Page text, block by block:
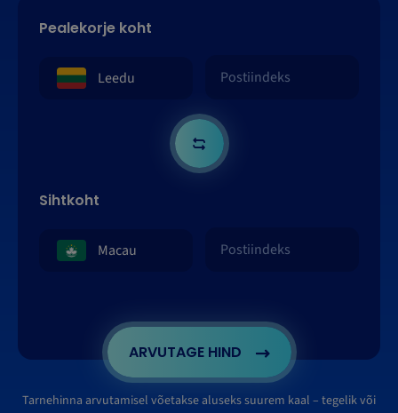
Pealekorje koht
Sihtkoht
ARVUTAGE HIND
Tarnehinna arvutamisel võetakse aluseks suurem kaal – tegelik või